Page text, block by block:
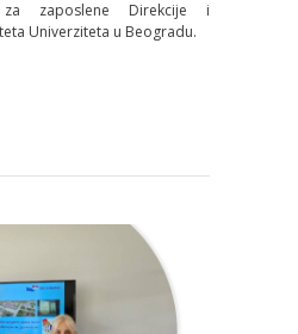
za zaposlene Direkcije i
Univerziteta u Beogradu.